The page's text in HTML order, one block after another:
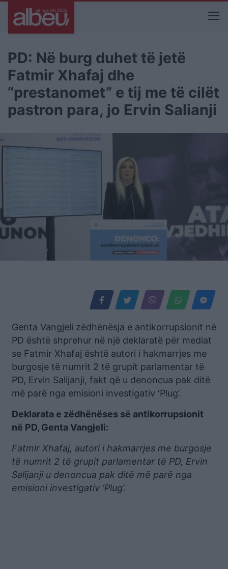
PD: Në burg duhet të jetë
Fatmir Xhafaj dhe
“prestanomet” e tij me të cilët
pastron para, jo Ervin Salianji
Genta Vangjeli zëdhënësja e antikorrupsionit në
PD është shprehur në një deklaratë për mediat
se Fatmir Xhafaj është autori i hakmarrjes me
burgosje të numrit 2 të grupit parlamentar të
PD, Ervin Salijanji, fakt që u denoncua pak ditë
më parë nga emisioni investigativ ‘Plug’.
Deklarata e zëdhënëses së antikorrupsionit
në PD, Genta Vangjeli:
Fatmir Xhafaj, autori i hakmarrjes me burgosje
të numrit 2 të grupit parlamentar të PD, Ervin
Salijanji u denoncua pak ditë më parë nga
emisioni investigativ ‘Plug’.